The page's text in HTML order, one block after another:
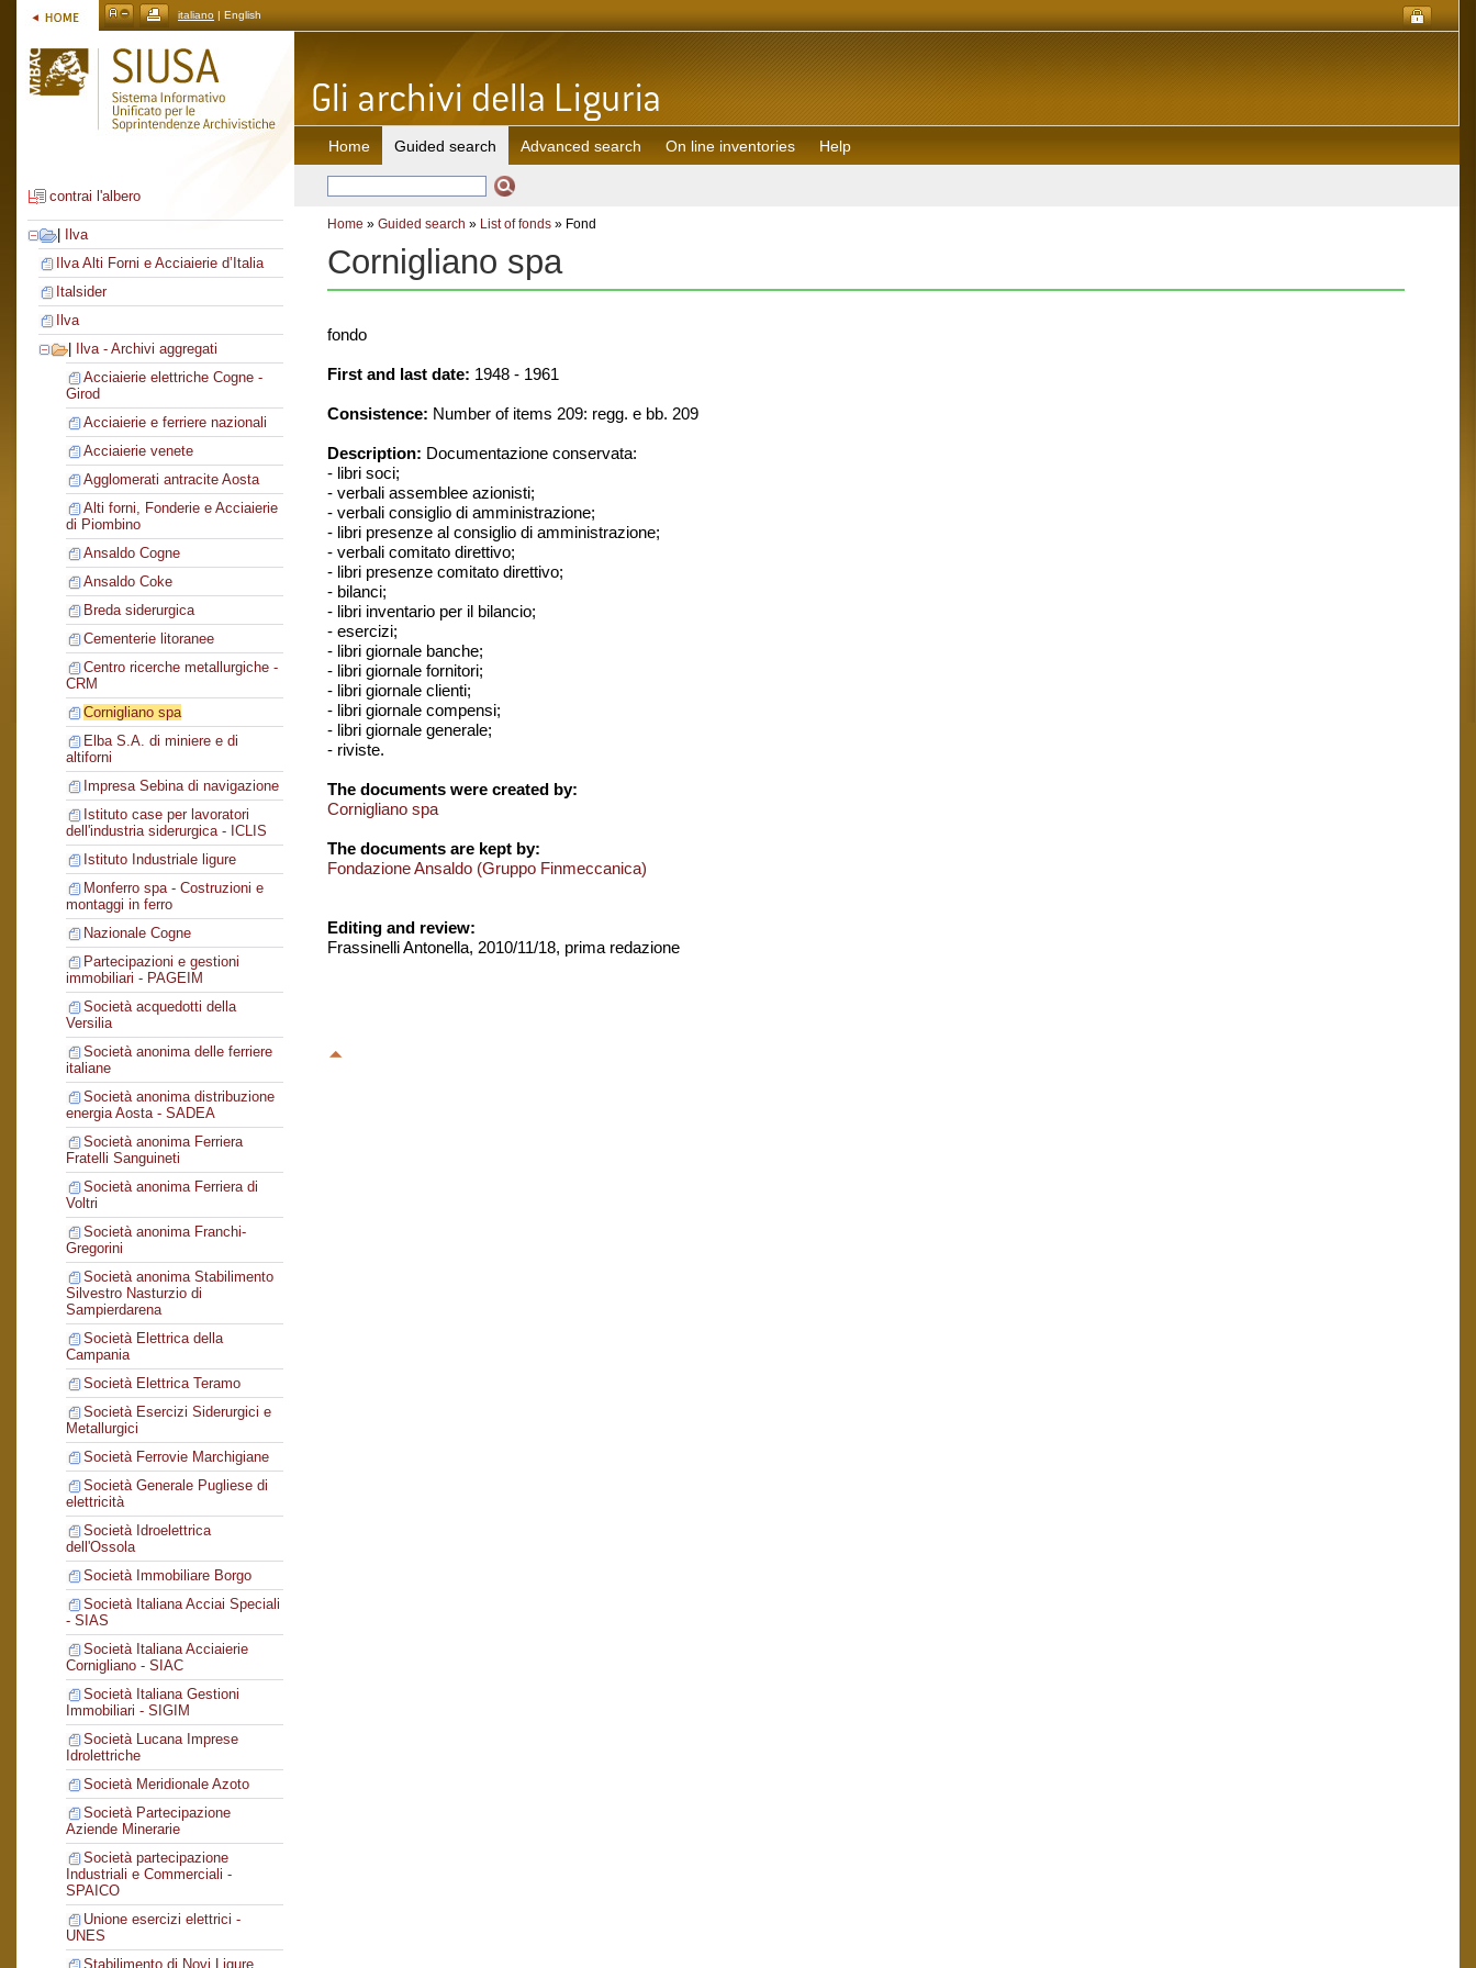
italiano | English
contrai l'albero
Ilva
Ilva Alti Forni e Acciaierie d’Italia
Italsider
Ilva
Ilva - Archivi aggregati
Acciaierie elettriche Cogne -
Girod
Acciaierie e ferriere nazionali
Acciaierie venete
Agglomerati antracite Aosta
Alti forni, Fonderie e Acciaierie
di Piombino
Ansaldo Cogne
Ansaldo Coke
Breda siderurgica
Cementerie litoranee
Centro ricerche metallurgiche -
CRM
Cornigliano spa
Elba S.A. di miniere e di
altiforni
Impresa Sebina di navigazione
Istituto case per lavoratori
dell'industria siderurgica - ICLIS
Istituto Industriale ligure
Monferro spa - Costruzioni e
montaggi in ferro
Nazionale Cogne
Partecipazioni e gestioni
immobiliari - PAGEIM
Società acquedotti della
Versilia
Società anonima delle ferriere
italiane
Società anonima distribuzione
energia Aosta - SADEA
Società anonima Ferriera
Fratelli Sanguineti
Società anonima Ferriera di
Voltri
Società anonima Franchi-
Gregorini
Società anonima Stabilimento
Silvestro Nasturzio di
Sampierdarena
Società Elettrica della
Campania
Società Elettrica Teramo
Società Esercizi Siderurgici e
Metallurgici
Società Ferrovie Marchigiane
Società Generale Pugliese di
elettricità
Società Idroelettrica
dell'Ossola
Società Immobiliare Borgo
Società Italiana Acciai Speciali
- SIAS
Società Italiana Acciaierie
Cornigliano - SIAC
Società Italiana Gestioni
Immobiliari - SIGIM
Società Lucana Imprese
Idrolettriche
Società Meridionale Azoto
Società Partecipazione
Aziende Minerarie
Società partecipazione
Industriali e Commerciali -
SPAICO
Unione esercizi elettrici -
UNES
Stabilimento di Novi Ligure
Home Guided search Advanced search On line inventories Help
Home » Guided search » List of fonds » Fond
Cornigliano spa
fondo
First and last date: 1948 - 1961
Consistence: Number of items 209: regg. e bb. 209
Description: Documentazione conservata:
- libri soci;
- verbali assemblee azionisti;
- verbali consiglio di amministrazione;
- libri presenze al consiglio di amministrazione;
- verbali comitato direttivo;
- libri presenze comitato direttivo;
- bilanci;
- libri inventario per il bilancio;
- esercizi;
- libri giornale banche;
- libri giornale fornitori;
- libri giornale clienti;
- libri giornale compensi;
- libri giornale generale;
- riviste.
The documents were created by:
Cornigliano spa
The documents are kept by:
Fondazione Ansaldo (Gruppo Finmeccanica)
Editing and review:
Frassinelli Antonella, 2010/11/18, prima redazione